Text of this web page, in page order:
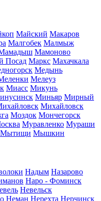
Майский Макаров
Малгобек Малмыж
Мамоново
Посад Маркс Махачкала
Медынь
Мелеуз
Миасс Микунь
Миньяр Мирный
Михайловск
Моздок Мончегорск
Муравленко Мураши
Мытищи Мышкин
Надым Назарово
Наро - Фоминск
Невельск
Неман Нерехта Нерчинск